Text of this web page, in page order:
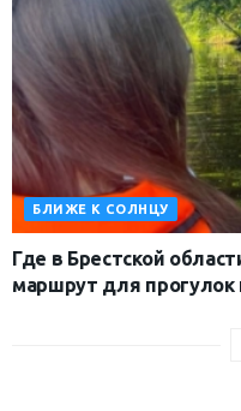
БЛИЖЕ К СОЛНЦУ
Где в Брестской
маршрут для прогулок